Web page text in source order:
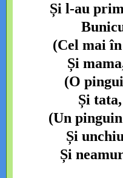
Și l-au
(Cel mai
Și
(O
Și
(Un
Și
Și